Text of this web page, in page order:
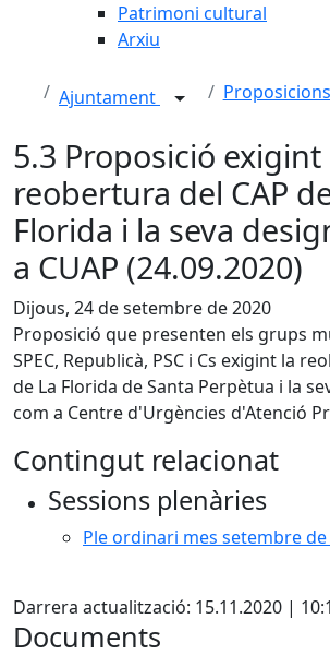
Patrimoni cultural
Arxiu
Ajuntament
5.3 Proposició exigint
reobertura del CAP
Florida i la seva
a CUAP (24.09.2020)
Dijous, 24 de setembre de 2020
Proposició que presenten els grups
SPEC, Republicà, PSC i Cs exigint la
de La Florida de Santa Perpètua i la
com a Centre d'Urgències d'Atenció
Contingut relacionat
Sessions plenàries
Ple ordinari mes setembre de
Darrera actualització: 15.11.2020 |
Documents